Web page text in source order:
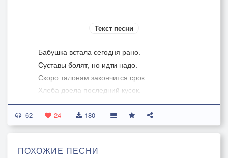
Текст песни
Бабушка встала сегодня рано.
Суставы болят, но идти надо.
Скоро талонам закончится срок
Хлеба доела последний кусок.
Еле плетясь, ногами шаркая,
Чувствуя слабость от пыльного воздуха,
Как бы не упасть где-нибудь, долго ли.
62 24 180
ПОХОЖИЕ ПЕСНИ